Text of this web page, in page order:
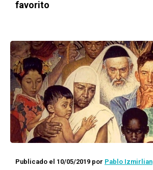
favorito
Publicado el 10/05/2019 por Pablo Izmirlian